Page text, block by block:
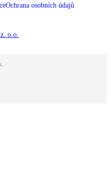
Ochrana osobních údajů
o.o.